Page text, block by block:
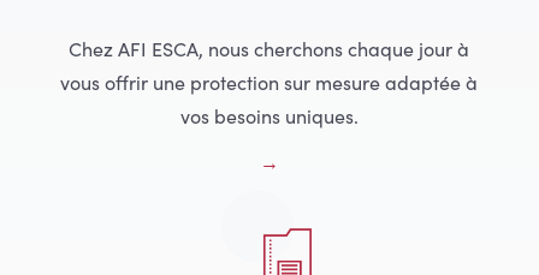
Chez AFI ESCA, nous cherchons chaque jour à
vous offrir une protection sur mesure adaptée à
vos besoins uniques.